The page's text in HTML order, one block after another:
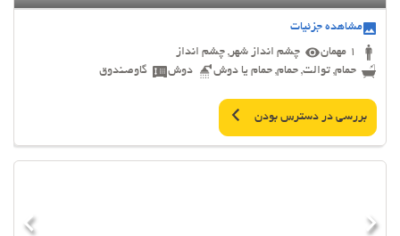
مشاهده جزئیات
1 مهمان
چشم انداز شهر, چشم انداز
حمام, توالت, حمام, حمام یا دوش
دوش گاوصندوق
بررسی در دسترس بودن